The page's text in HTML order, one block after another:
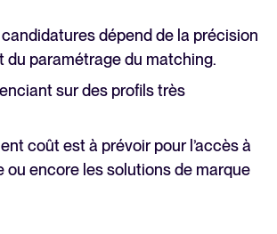
dépend de la précision
du paramétrage du matching.
sur des profils très
coût est à prévoir pour l’accès à
ou encore les solutions de marque